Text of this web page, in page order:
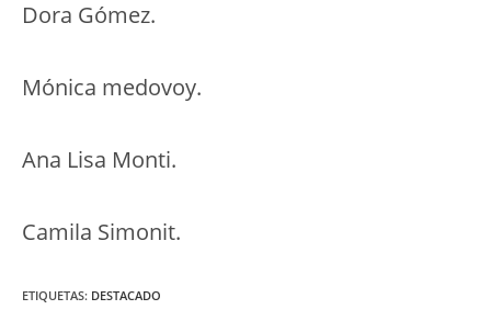
Dora Gómez.
Mónica medovoy.
Ana Lisa Monti.
Camila Simonit.
ETIQUETAS: DESTACADO